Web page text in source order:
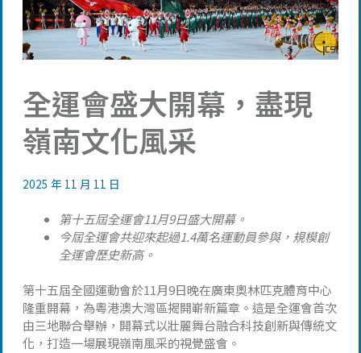
全運會盛大開幕，盡現
嶺南文化風采
2025 年 11 月 11 日
第十五屆全運會11月9日盛大開幕。
今屆全運會共迎來起過1.4萬名運動員參與，規模創
全運會歷史新高。
第十五屆全國運動會於11月9日晚在廣東奧林匹克體育中心
隆重開幕，為粵港澳大灣區揭開嶄新篇章。這是全運會首次
由三地聯合舉辦，開幕式以壯麗舞台融合科技創新與傳統文
化，打造一場展現嶺南風采的視覺盛會。